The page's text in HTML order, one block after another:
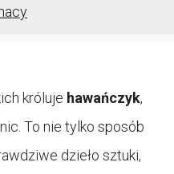
króluje hawańczyk,
To nie tylko sposób
dzieło sztuki,